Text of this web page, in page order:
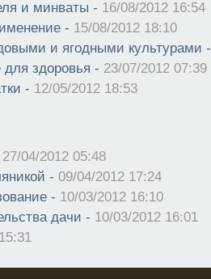
и минваты - 16/08/2012 16:54
- 15/08/2012 18:10
и ягодными культурами -
здоровья - 23/07/2012 07:39
- 12/05/2012 18:53
27/04/2012 05:48
-09/04/2012 17:24
- 10/03/2012 16:10
дачи - 10/03/2012 16:01